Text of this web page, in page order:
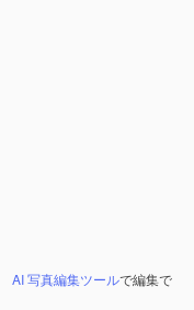
AI 写真編集ツールで編集で